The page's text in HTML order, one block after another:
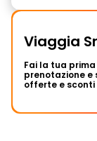
Viaggia
Fai la tua prima
prenotazione e
offerte e sconti